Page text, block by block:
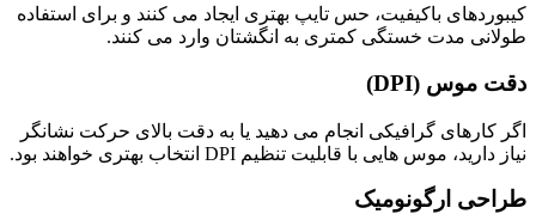
کیبوردهای باکیفیت، حس تایپ بهتری ایجاد می کنند و برای استفاده
طولانی مدت خستگی کمتری به انگشتان وارد می کنند.
دقت موس (DPI)
اگر کارهای گرافیکی انجام می دهید یا به دقت بالای حرکت نشانگر
نیاز دارید، موس هایی با قابلیت تنظیم DPI انتخاب بهتری خواهند بود.
طراحی ارگونومیک